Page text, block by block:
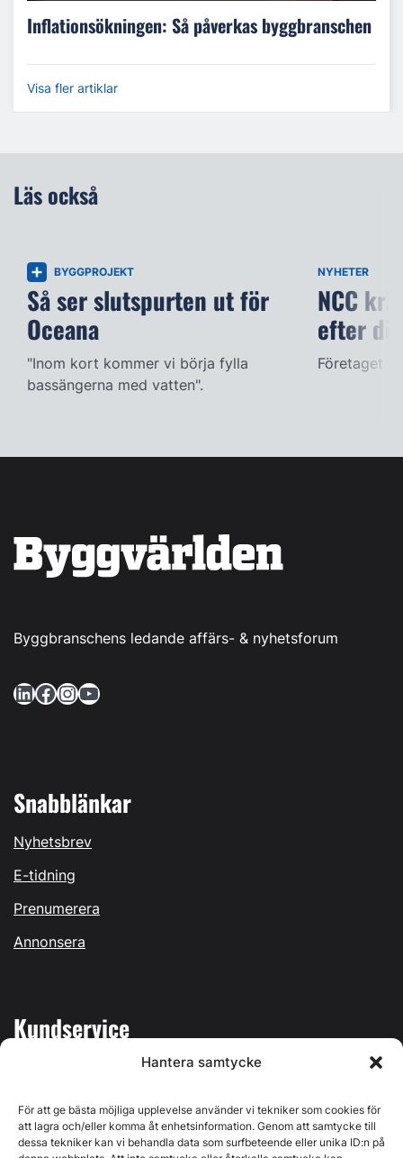
Hantera samtycke
För att ge bästa möjliga upplevelse använder vi tekniker som cookies för
att lagra och/eller komma åt enhetsinformation. Genom att samtycke till
dessa tekniker kan vi behandla data som surfbeteende eller unika ID:n på
Inflationsökningen: Så påverkas byggbranschen
Visa fler artiklar
Läs också
BYGGPROJEKT
Så ser slutspurten ut för
Oceana
"Inom kort kommer vi börja fylla
bassängerna med vatten".
NYHETER
NCC
efter
Företaget
Byggbranschens ledande affärs- & nyhetsforum
LinkedIn Facebook InstagramYouTube
Snabblänkar
Nyhetsbrev
E-tidning
Prenumerera
Annonsera
Kundservice
Kontakta oss